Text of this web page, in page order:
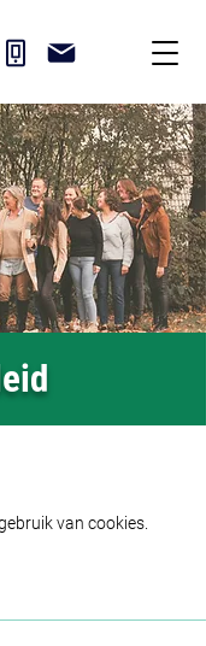
van cookies.